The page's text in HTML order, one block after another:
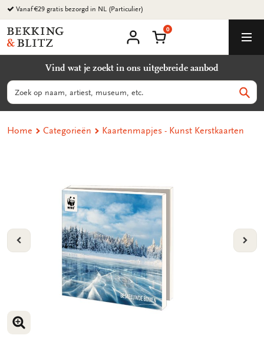
Ga
naar
content
Vanaf €29 gratis bezorgd in NL (Particulier)
Bekking
&
B.V.
account
Winkelmand
0
Vind wat je zoekt in ons uitgebreide aanbod
Zoeken
Home Categorieën Kaartenmapjes - Kunst Kerstkaarten
VORIGE
VERGROOT AFBEELDING
VERGROOT AFBEELDING